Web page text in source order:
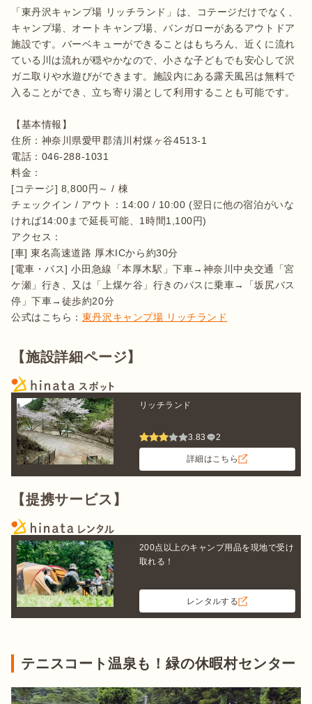
「東丹沢キャンプ場 リッチランド」は、コテージだけでなく、
キャンプ場、オートキャンプ場、バンガローがあるアウトドア
施設です。バーベキューができることはもちろん、近くに流れ
ている川は流れが穏やかなので、小さな子どもでも安心して沢
ガニ取りや水遊びができます。施設内にある露天風呂は無料で
入ることができ、立ち寄り湯として利用することも可能です。
【基本情報】
住所：神奈川県愛甲郡清川村煤ヶ谷4513-1
電話：046-288-1031
料金：
[コテージ] 8,800円～ / 棟
チェックイン / アウト：14:00 / 10:00 (翌日に他の宿泊がいな
ければ14:00まで延長可能、1時間1,100円)
アクセス：
[車] 東名高速道路 厚木ICから約30分
[電車・バス] 小田急線「本厚木駅」下車→神奈川中央交通「宮
ケ瀬」行き、又は「上煤ケ谷」行きのバスに乗車→「坂尻バス
停」下車→徒歩約20分
公式はこちら： 東丹沢キャンプ場 リッチランド
【施設詳細ページ】
リッチランド
3.83 2
詳細はこちら
【提携サービス】
200点以上のキャンプ用品を現地で受け
取れる！
レンタルする
テニスコート温泉も！緑の休暇村センター